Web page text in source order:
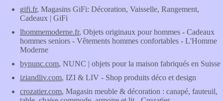
gifi.fr, Magasins GiFi: Décoration, Vaisselle, Rangement,
Cadeaux | GiFi
lhommemoderne.fr, Objets originaux pour hommes - Cadeaux
hommes seniors - Vêtements hommes confortables - L'Homme
Moderne
bynunc.com, NUNC | objets pour la maison fabriqués en Suisse
iziandliv.com, IZI & LIV - Shop produits déco et design
crozatier.com, Magasin meuble & décoration : canapé, fauteuil,